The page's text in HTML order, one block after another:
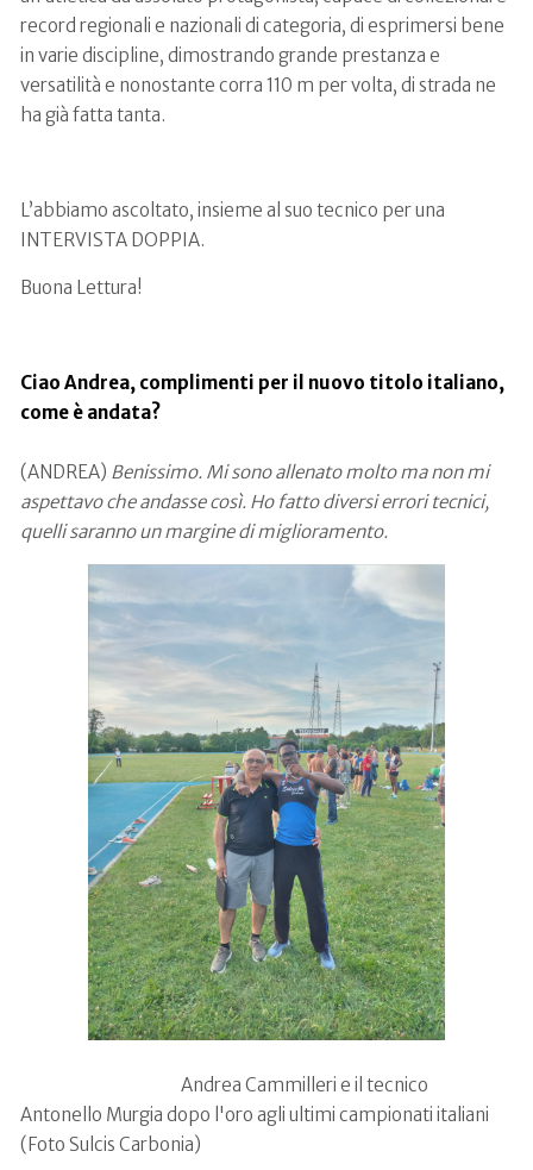
record regionali e nazionali di categoria, di esprimersi bene
in varie discipline, dimostrando grande prestanza e
versatilità e nonostante corra 110 m per volta, di strada ne
ha già fatta tanta.
L’abbiamo ascoltato, insieme al suo tecnico per una
INTERVISTA DOPPIA.
Buona Lettura!
Ciao Andrea, complimenti per il nuovo titolo italiano,
come è andata?
(ANDREA) Benissimo. Mi sono allenato molto ma non mi
aspettavo che andasse così. Ho fatto diversi errori tecnici,
quelli saranno un margine di miglioramento.
Andrea Cammilleri e il tecnico
Antonello Murgia dopo l'oro agli ultimi campionati italiani
(Foto Sulcis Carbonia)